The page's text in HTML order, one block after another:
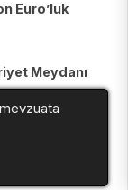
Euro’luk
Meydanı
Aynı